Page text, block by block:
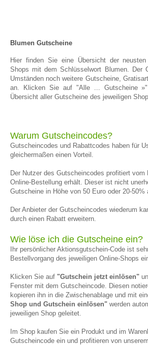
Blumen Gutscheine
Hier finden Sie eine Übersicht der
Shops mit dem Schlüsselwort Blumen. Der
Umständen noch weitere Gutscheine,
an. Klicken Sie auf "Alle ... Gutscheine
Übersicht aller Gutscheine des jeweiligen
Warum Gutscheincodes?
Gutscheincodes und Rabattcodes haben für
gleichermaßen einen Vorteil.
Der Nutzer des Gutscheincodes profitiert vom
Online-Bestellung erhält. Dieser ist nicht
Gutscheine in Höhe von 50 Euro oder 20-50%
Der Anbieter der Gutscheincodes wiederum
durch einen Rabatt erweitern.
Wie löse ich die Gutscheine ein?
Ihr persönlicher Aktionsgutschein-Code ist
Bestellvorgang des jeweiligen Online-Shops
Klicken Sie auf "Gutschein jetzt einlösen"
Fenster mit dem Gutscheincode. Diesen
kopieren ihn in die Zwischenablage und mit
Shop und Gutschein einlösen" werden
jeweiligen Shop geleitet.
Im Shop kaufen Sie ein Produkt und im
Gutscheincode ein und profitieren von